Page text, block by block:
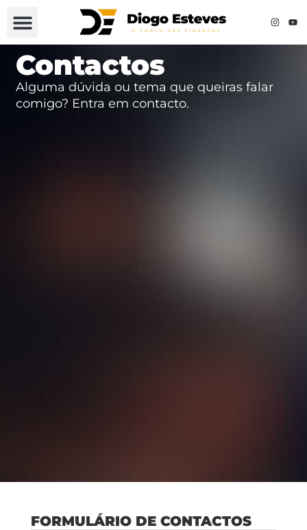
Contactos
Alguma dúvida ou tema que queiras falar
comigo? Entra em contacto.
FORMULÁRIO DE CONTACTOS